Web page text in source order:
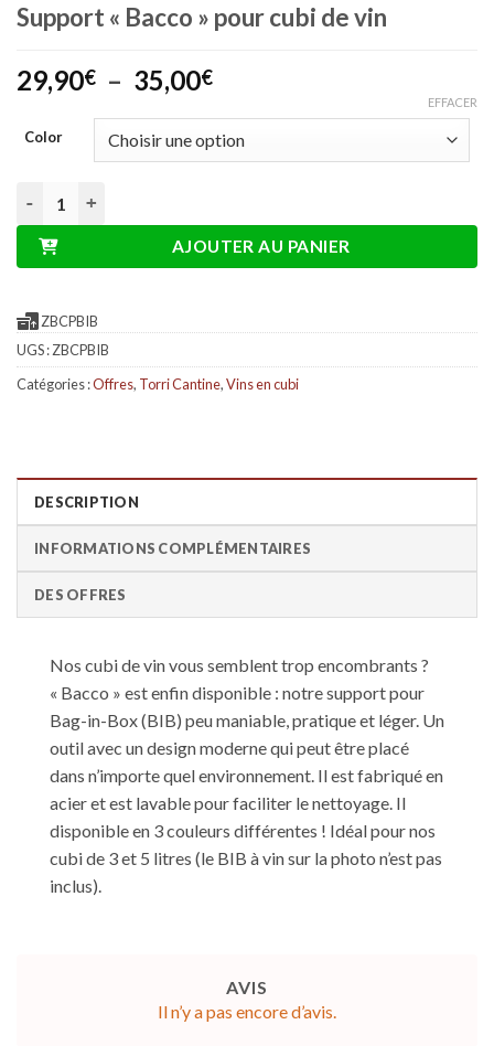
Support « Bacco » pour cubi de vin
29,90€ – 35,00€Plage
prix :
29,90€
Color
EFFACER
AJOUTER AU PANIER
ZBCPBIB
UGS :ZBCPBIB
Catégories :Offres, Torri Cantine,Vins en cubi
DESCRIPTION
INFORMATIONS COMPLÉMENTAIRES
DES OFFRES
Nos cubi de vin vous semblent trop encombrants ?
« Bacco » est enfin disponible : notre support pour
Bag-in-Box (BIB) peu maniable, pratique et léger. Un
outil avec un design moderne qui peut être placé
dans n’importe quel environnement. Il est fabriqué en
acier et est lavable pour faciliter le nettoyage. Il
disponible en 3 couleurs différentes ! Idéal pour nos
cubi de 3 et 5 litres (le BIB à vin sur la photo n’est pas
inclus).
AVIS
Il n’y a pas encore d’avis.